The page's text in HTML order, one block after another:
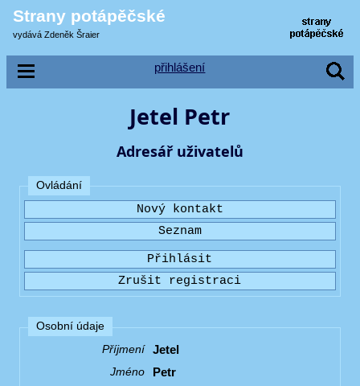
Strany potápěčské
vydává Zdeněk Šraier
přihlášení
Jetel Petr
Adresář uživatelů
Ovládání
Osobní údaje
Příjmení
Jetel
Jméno Petr